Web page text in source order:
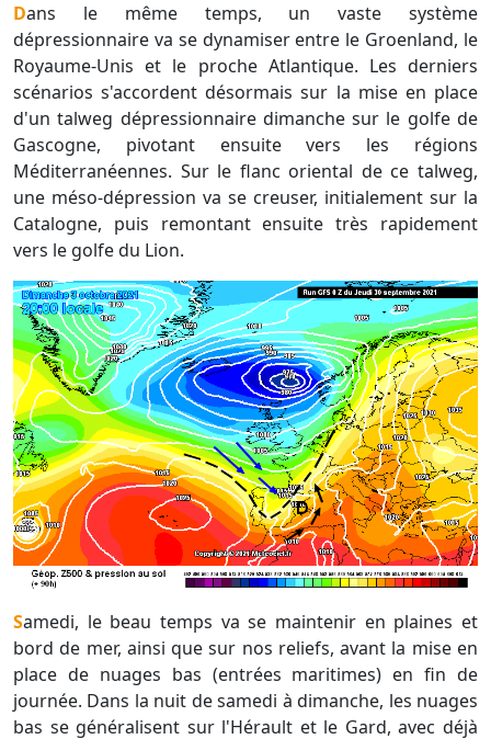
Dans le même temps, un vaste système
dépressionnaire va se dynamiser entre le Groenland, le
Royaume-Unis et le proche Atlantique. Les derniers
scénarios s'accordent désormais sur la mise en place
d'un talweg dépressionnaire dimanche sur le golfe de
Gascogne, pivotant ensuite vers les régions
Méditerranéennes. Sur le flanc oriental de ce talweg,
une méso-dépression va se creuser, initialement sur la
Catalogne, puis remontant ensuite très rapidement
vers le golfe du Lion.
Samedi, le beau temps va se maintenir en plaines et
bord de mer, ainsi que sur nos reliefs, avant la mise en
place de nuages bas (entrées maritimes) en fin de
journée. Dans la nuit de samedi à dimanche, les nuages
bas se généralisent sur l'Hérault et le Gard, avec déjà